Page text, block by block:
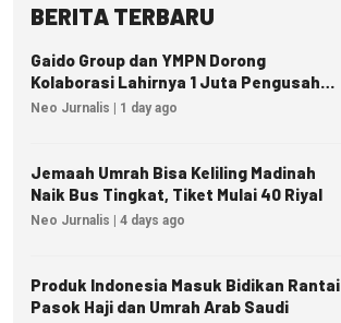
BERITA TERBARU
Gaido Group dan YMPN Dorong
Kolaborasi Lahirnya 1 Juta Pengusaha
Ekonomi Syariah
Neo Jurnalis | 1 day ago
Jemaah Umrah Bisa Keliling Madinah
Naik Bus Tingkat, Tiket Mulai 40 Riyal
Neo Jurnalis | 4 days ago
Produk Indonesia Masuk Bidikan Rantai
Pasok Haji dan Umrah Arab Saudi